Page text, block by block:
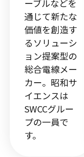
ーブルなどを
通じて新たな
価値を創造す
るソリューシ
ョン提案型の
総合電線メー
カー。昭和サ
イエンスは
SWCCグルー
プの一員で
す。